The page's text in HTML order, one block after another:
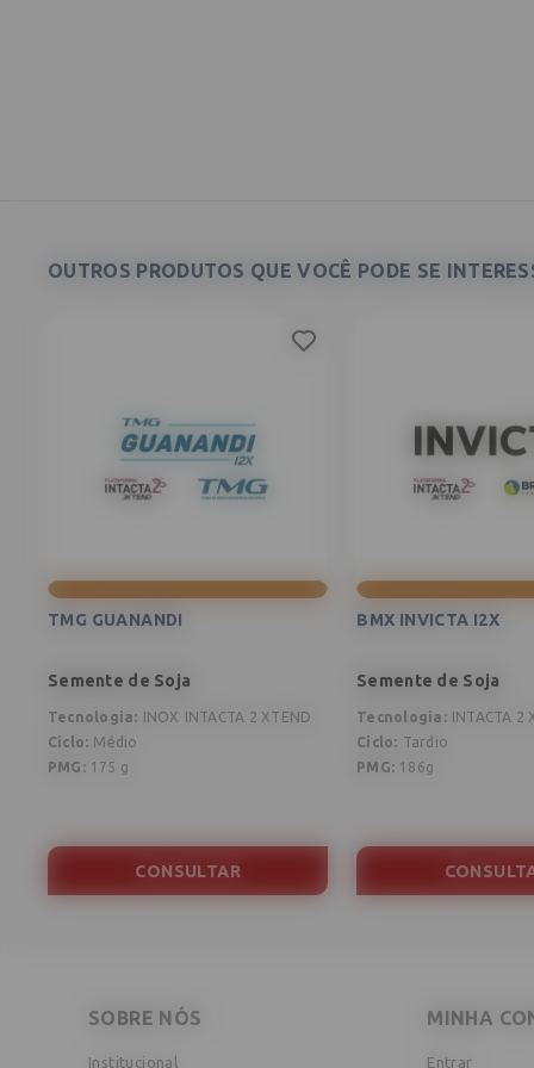
OUTROS PRODUTOS QUE VOCÊ PODE SE
TMG GUANANDI
Semente de Soja
Tecnologia: INOX
INTACTA 2 XTEND
Ciclo: Médio
PMG : 175 g
CONSULTAR
BMX INVICTA I2X
Semente de Soja
Tecnologia :
INTACTA 2
Ciclo: Tardio
PMG: 186g
SOBRE NÓS
Institucional
MINHA
Entrar